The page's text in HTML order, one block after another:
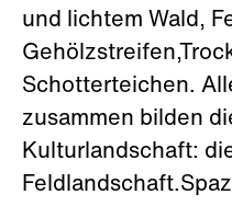
und lichtem Wald,
Schotterteichen.
zusammen bilden
Kulturlandschaft: